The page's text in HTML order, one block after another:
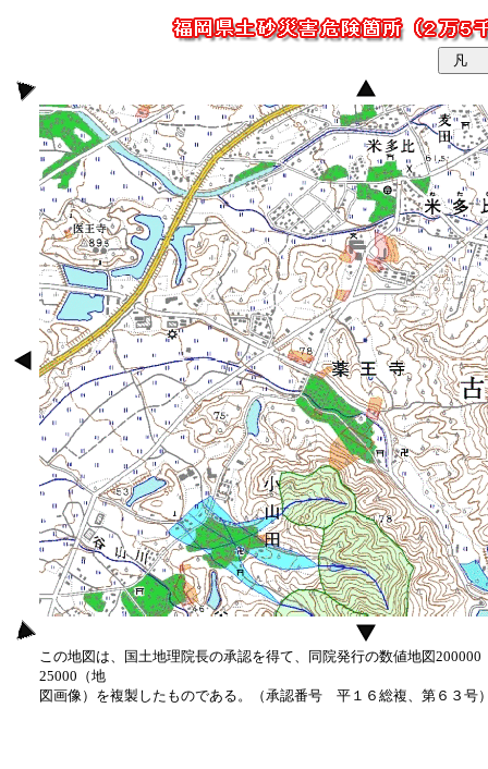
この地図は、国土地理院長の承認を得て、同院発行の数値地図
25000（地
図画像）を複製したものである。（承認番号 平１６総複、第６３号